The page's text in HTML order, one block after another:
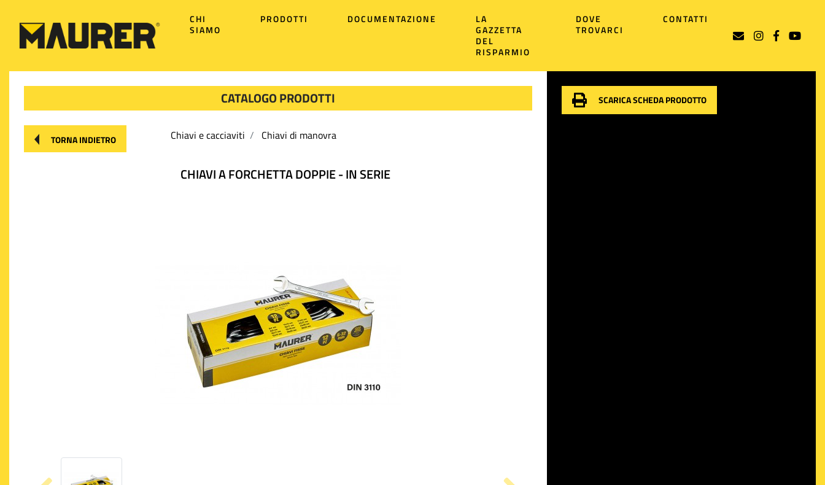
CHI
SIAMO
PRODOTTI DOCUMENTAZIONE
LA
GAZZETTA
DEL
RISPARMIO
DOVE
TROVARCI
CONTATTI
CATALOGO PRODOTTI
TORNA INDIETRO Chiavi e cacciaviti Chiavi di manovra
CHIAVI A FORCHETTA DOPPIE - IN SERIE
SCARICA SCHEDA PRODOTTO